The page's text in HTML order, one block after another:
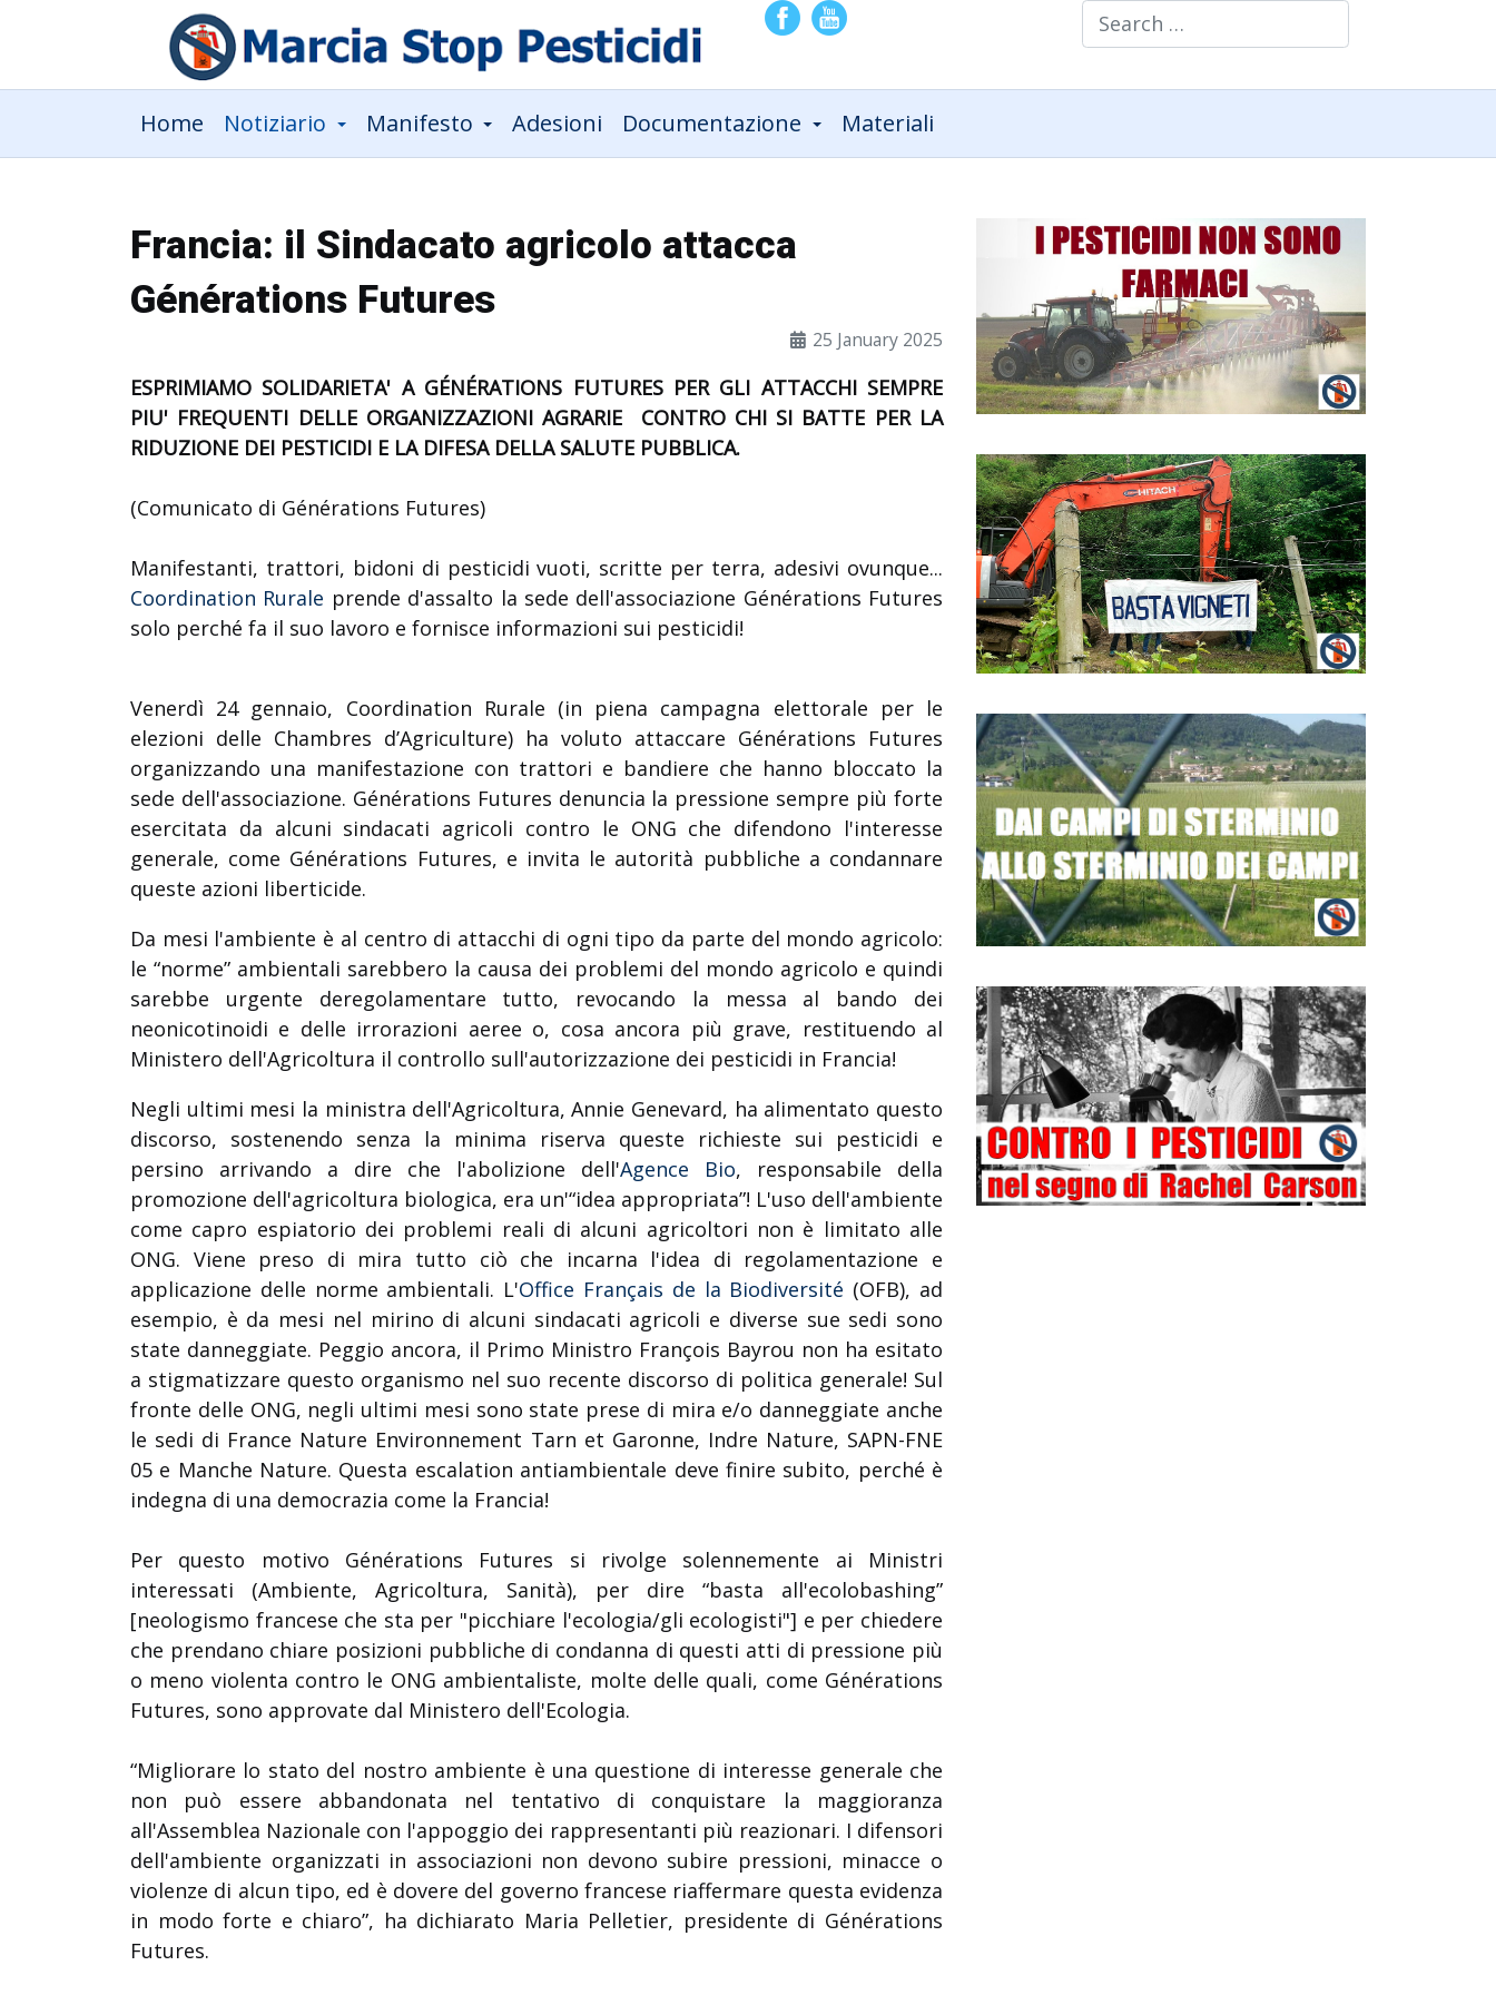
Search
Home Notiziario Manifesto Adesioni Documentazione Materiali
Francia: il Sindacato agricolo attacca
Générations Futures
25 January 2025
ESPRIMIAMO SOLIDARIETA' A GÉNÉRATIONS FUTURES PER GLI ATTACCHI SEMPRE
PIU' FREQUENTI DELLE ORGANIZZAZIONI AGRARIE CONTRO CHI SI BATTE PER LA
RIDUZIONE DEI PESTICIDI E LA DIFESA DELLA SALUTE PUBBLICA.
(Comunicato di Générations Futures)
Manifestanti, trattori, bidoni di pesticidi vuoti, scritte per terra, adesivi ovunque...
Coordination Rurale prende d'assalto la sede dell'associazione Générations Futures
solo perché fa il suo lavoro e fornisce informazioni sui pesticidi!
Venerdì 24 gennaio, Coordination Rurale (in piena campagna elettorale per le
elezioni delle Chambres d’Agriculture) ha voluto attaccare Générations Futures
organizzando una manifestazione con trattori e bandiere che hanno bloccato la
sede dell'associazione. Générations Futures denuncia la pressione sempre più forte
esercitata da alcuni sindacati agricoli contro le ONG che difendono l'interesse
generale, come Générations Futures, e invita le autorità pubbliche a condannare
queste azioni liberticide.
Da mesi l'ambiente è al centro di attacchi di ogni tipo da parte del mondo agricolo:
le “norme” ambientali sarebbero la causa dei problemi del mondo agricolo e quindi
sarebbe urgente deregolamentare tutto, revocando la messa al bando dei
neonicotinoidi e delle irrorazioni aeree o, cosa ancora più grave, restituendo al
Ministero dell'Agricoltura il controllo sull'autorizzazione dei pesticidi in Francia!
Negli ultimi mesi la ministra dell'Agricoltura, Annie Genevard, ha alimentato questo
discorso, sostenendo senza la minima riserva queste richieste sui pesticidi e
persino arrivando a dire che l'abolizione dell'Agence Bio, responsabile della
promozione dell'agricoltura biologica, era un'“idea appropriata”! L'uso dell'ambiente
come capro espiatorio dei problemi reali di alcuni agricoltori non è limitato alle
ONG. Viene preso di mira tutto ciò che incarna l'idea di regolamentazione e
applicazione delle norme ambientali. L'Office Français de la Biodiversité (OFB), ad
esempio, è da mesi nel mirino di alcuni sindacati agricoli e diverse sue sedi sono
state danneggiate. Peggio ancora, il Primo Ministro François Bayrou non ha esitato
a stigmatizzare questo organismo nel suo recente discorso di politica generale! Sul
fronte delle ONG, negli ultimi mesi sono state prese di mira e/o danneggiate anche
le sedi di France Nature Environnement Tarn et Garonne, Indre Nature, SAPN-FNE
05 e Manche Nature. Questa escalation antiambientale deve finire subito, perché è
indegna di una democrazia come la Francia!
Per questo motivo Générations Futures si rivolge solennemente ai Ministri
interessati (Ambiente, Agricoltura, Sanità), per dire “basta all'ecolobashing”
[neologismo francese che sta per "picchiare l'ecologia/gli ecologisti"] e per chiedere
che prendano chiare posizioni pubbliche di condanna di questi atti di pressione più
o meno violenta contro le ONG ambientaliste, molte delle quali, come Générations
Futures, sono approvate dal Ministero dell'Ecologia.
“Migliorare lo stato del nostro ambiente è una questione di interesse generale che
non può essere abbandonata nel tentativo di conquistare la maggioranza
all'Assemblea Nazionale con l'appoggio dei rappresentanti più reazionari. I difensori
dell'ambiente organizzati in associazioni non devono subire pressioni, minacce o
violenze di alcun tipo, ed è dovere del governo francese riaffermare questa evidenza
in modo forte e chiaro”, ha dichiarato Maria Pelletier, presidente di Générations
Futures.